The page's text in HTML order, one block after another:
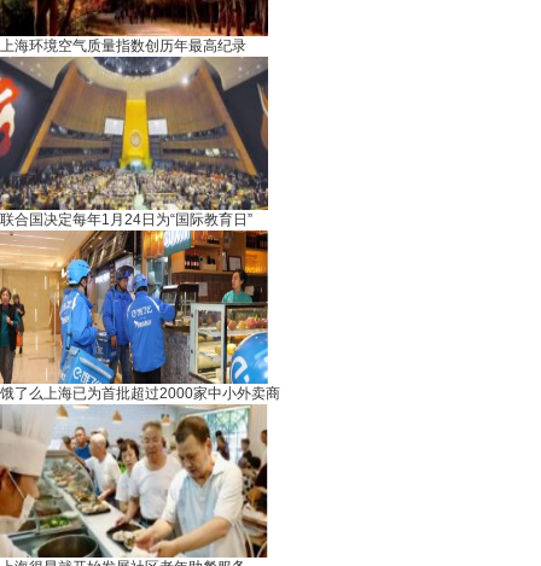
上海环境空气质量指数创历年最高纪录
联合国决定每年1月24日为“国际教育日”
饿了么上海已为首批超过2000家中小外卖商